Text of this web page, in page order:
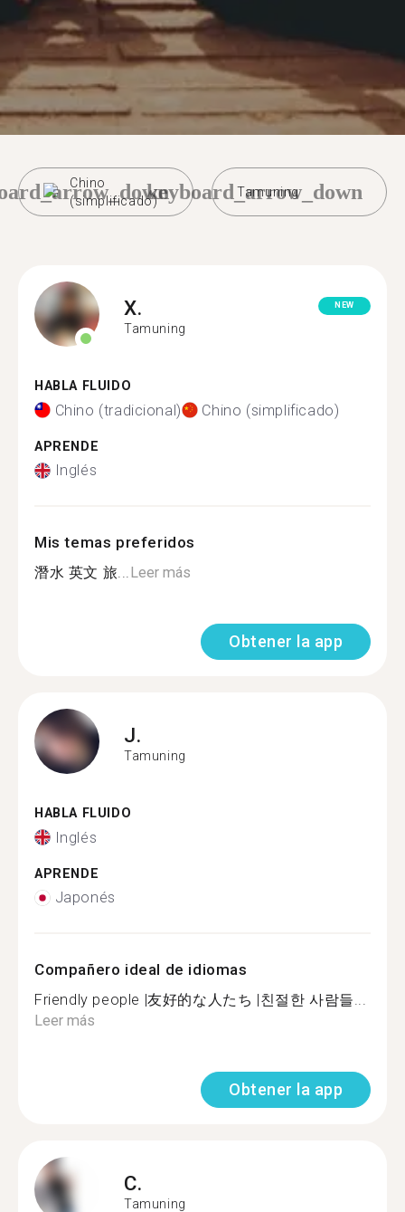
Chino
(simplificado)
Tamuning
keyboard_arrow_down
X.
Tamuning
NEW
HABLA FLUIDO
Chino (tradicional) Chino (simplificado)
APRENDE
Inglés
Mis temas preferidos
潛水 英文 旅...Leer más
Obtener la app
J.
Tamuning
HABLA FLUIDO
Inglés
APRENDE
Japonés
Compañero ideal de idiomas
Friendly people |友好的な人たち |친절한 사람들...
Leer más
Obtener la app
C.
Tamuning